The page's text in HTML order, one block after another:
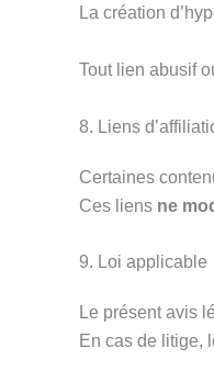
La création
Tout lien abusif
8. Liens
Certaines
Ces liens ne
9. Loi applicable
Le présent avis
En cas de litige,